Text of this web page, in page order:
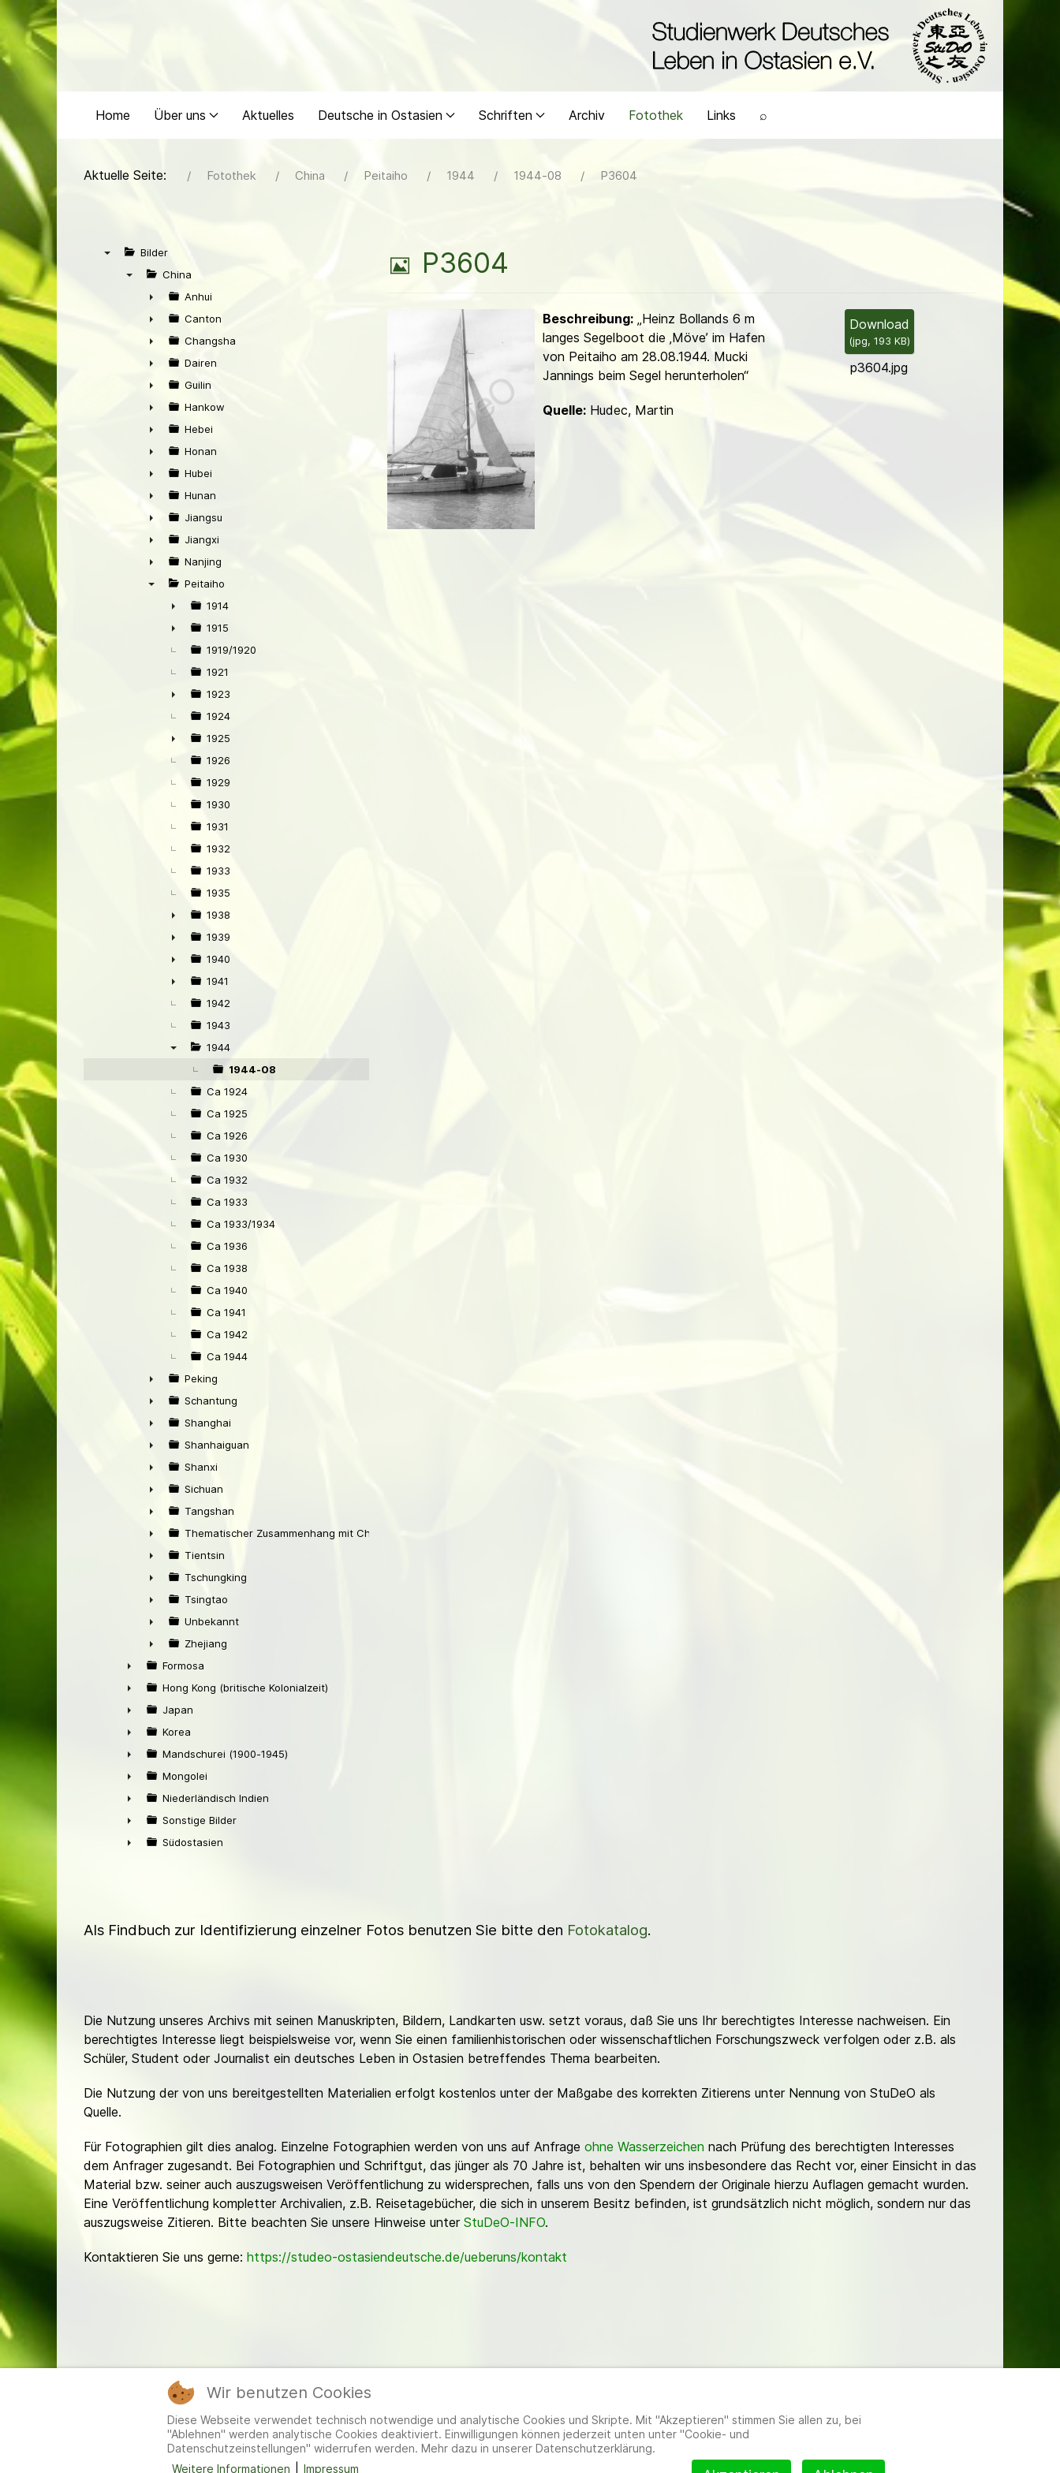
Home Über uns Aktuelles Deutsche in Ostasien Schriften Archiv Fotothek Links ⌕
Aktuelle Seite: Fotothek China Peitaiho 1944 1944-08 P3604
Bilder
China
►
Anhui
►
Canton
►
Changsha
►
Dairen
►
Guilin
►
Hankow
►
Hebei
►
Honan
►
Hubei
►
Hunan
►
Jiangsu
►
Jiangxi
►
Nanjing
Peitaiho
►
1914
►
1915
1919/1920
1921
►
1923
1924
►
1925
1926
1929
1930
1931
1932
1933
1935
►
1938
►
1939
►
1940
►
1941
1942
1943
1944
1944-08
Ca 1924
Ca 1925
Ca 1926
Ca 1930
Ca 1932
Ca 1933
Ca 1933/1934
Ca 1936
Ca 1938
Ca 1940
Ca 1941
Ca 1942
Ca 1944
►
Peking
►
Schantung
►
Shanghai
►
Shanhaiguan
►
Shanxi
►
Sichuan
►
Tangshan
►
Thematischer Zusammenhang mit China
►
Tientsin
►
Tschungking
►
Tsingtao
►
Unbekannt
►
Zhejiang
►
Formosa
►
Hong Kong (britische Kolonialzeit)
►
Japan
►
Korea
►
Mandschurei (1900-1945)
►
Mongolei
►
Niederländisch Indien
►
Sonstige Bilder
Südostasien
B
P3604
Download
(jpg, 193 KB)
p3604.jpg
Beschreibung:„Heinz Bollands 6 m
langes Segelboot die ‚Möve’ im Hafen
von Peitaiho am 28.08.1944. Mucki
Jannings beim Segel herunterholen“
Quelle:Hudec, Martin
Als Findbuch zur Identifizierung einzelner Fotos benutzen Sie bitte den Fotokatalog.
Die Nutzung unseres Archivs mit seinen Manuskripten, Bildern, Landkarten usw. setzt voraus, daß Sie uns Ihr berechtigtes Interesse nachweisen. Ein
berechtigtes Interesse liegt beispielsweise vor, wenn Sie einen familienhistorischen oder wissenschaftlichen Forschungszweck verfolgen oder z.B. als
Schüler, Student oder Journalist ein deutsches Leben in Ostasien betreffendes Thema bearbeiten.
Die Nutzung der von uns bereitgestellten Materialien erfolgt kostenlos unter der Maßgabe des korrekten Zitierens unter Nennung von StuDeO als
Quelle.
Für Fotographien gilt dies analog. Einzelne Fotographien werden von uns auf Anfrage ohne Wasserzeichen nach Prüfung des berechtigten Interesses
dem Anfrager zugesandt. Bei Fotographien und Schriftgut, das jünger als 70 Jahre ist, behalten wir uns insbesondere das Recht vor, einer Einsicht in das
Material bzw. seiner auch auszugsweisen Veröffentlichung zu widersprechen, falls uns von den Spendern der Originale hierzu Auflagen gemacht wurden.
Eine Veröffentlichung kompletter Archivalien, z.B. Reisetagebücher, die sich in unserem Besitz befinden, ist grundsätzlich nicht möglich, sondern nur das
auszugsweise Zitieren. Bitte beachten Sie unsere Hinweise unter StuDeO-INFO.
Kontaktieren Sie uns gerne: https://studeo-ostasiendeutsche.de/ueberuns/kontakt
Mitglieder
Wir benutzen Cookies
Diese Webseite verwendet technisch notwendige und analytische Cookies und Skripte. Mit "Akzeptieren" stimmen Sie allen zu, bei
"Ablehnen" werden analytische Cookies deaktiviert. Einwilligungen können jederzeit unten unter "Cookie- und
Datenschutzeinstellungen" widerrufen werden. Mehr dazu in unserer Datenschutzerklärung.
Weitere Informationen Impressum